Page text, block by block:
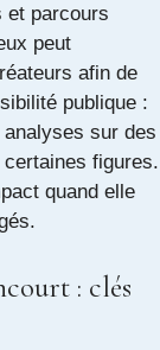
et parcours
peut
afin de
publique :
analyses sur des
certaines figures.
quand elle
: clés